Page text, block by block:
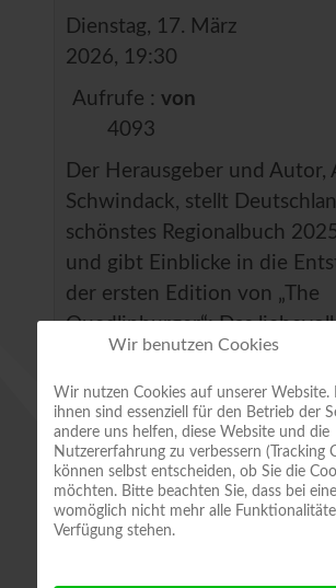
Dienstag, 17. März
2026, 19:30
Aufrufe :
4093
von
Der Herausgeber und Autor,
Schwindack, stellt
schönstes Regionalbuch
und gibt Einblicke in die
der ersten Edition von „The
Quedlinburger“: Das
Stadtporträt nimmt die
auf einen literarisch-
Rundgang durch die
ermöglicht Einblicke in
Ateliers, erzählt Geschichten
Menschen und
dort leben und wirken.
Wir benutzen Cookies
Wir nutzen Cookies auf unserer Website.
ihnen sind essenziell für den Betrieb der
andere uns helfen, diese Website und die
Nutzererfahrung zu verbessern (Tracking
können selbst entscheiden, ob Sie die
möchten. Bitte beachten Sie, dass bei
womöglich nicht mehr alle
Verfügung stehen.